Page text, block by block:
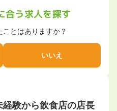
合う求人を探す
ことはありますか？
いいえ
験から飲食店の店長